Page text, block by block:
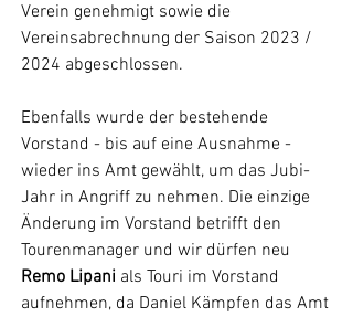
Verein genehmigt sowie die
Vereinsabrechnung der Saison 2023 /
2024 abgeschlossen.
Ebenfalls wurde der bestehende
Vorstand - bis auf eine Ausnahme -
wieder ins Amt gewählt, um das Jubi-
Jahr in Angriff zu nehmen. Die einzige
Änderung im Vorstand betrifft den
Tourenmanager und wir dürfen neu
Remo Lipani als Touri im Vorstand
aufnehmen, da Daniel Kämpfen das Amt